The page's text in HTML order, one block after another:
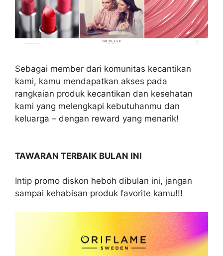
Sebagai member dari komunitas kecantikan
kami, kamu mendapatkan akses pada
rangkaian produk kecantikan dan kesehatan
kami yang melengkapi kebutuhanmu dan
keluarga – dengan reward yang menarik!
TAWARAN TERBAIK BULAN INI
Intip promo diskon heboh dibulan ini, jangan
sampai kehabisan produk favorite kamu!!!